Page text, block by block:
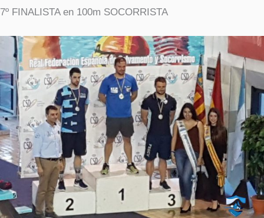
7º FINALISTA en 100m SOCORRISTA